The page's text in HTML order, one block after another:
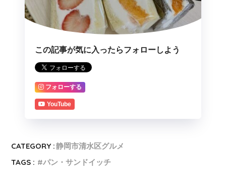
この記事が気に入ったらフォローしよう
フォローする
YouTube
CATEGORY :静岡市清水区グルメ
TAGS :
パン・サンドイッチ